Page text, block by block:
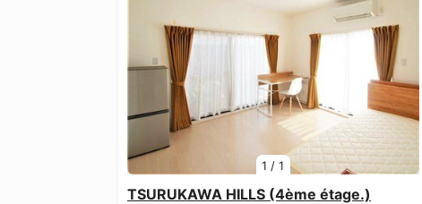
1 /1
TSURUKAWA HILLS (4ème étage.)